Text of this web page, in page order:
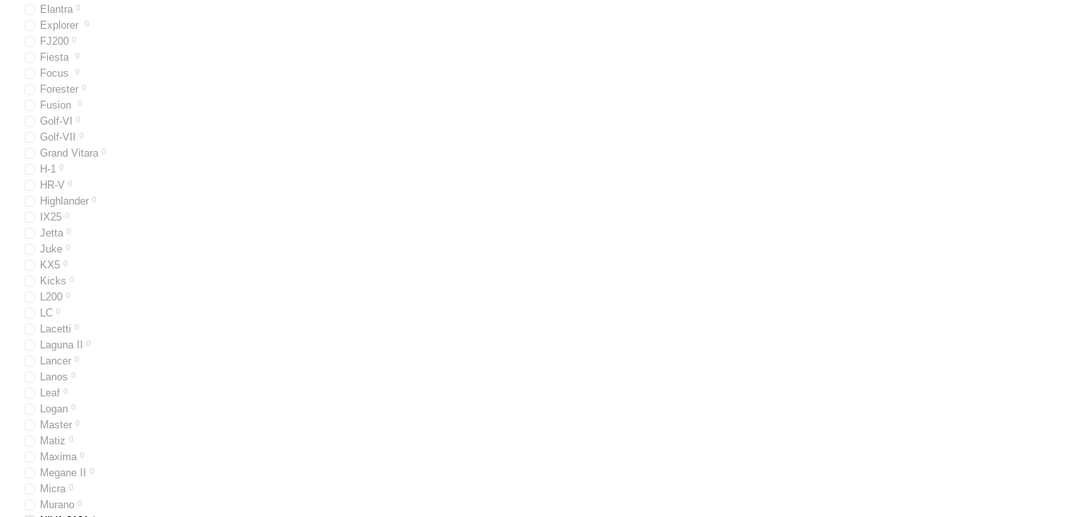
Elantra 0
Explorer 0
FJ200 0
Fiesta 0
Focus 0
Forester 0
Fusion 0
Golf-VI 0
Golf-VII 0
Grand Vitara 0
H-1 0
HR-V 0
Highlander 0
IX25 0
Jetta 0
Juke 0
KX5 0
Kicks 0
L200 0
LC 0
Lacetti 0
Laguna II 0
Lancer 0
Lanos 0
Leaf 0
Logan 0
Master 0
Matiz 0
Maxima 0
Megane II 0
Micra 0
Murano 0